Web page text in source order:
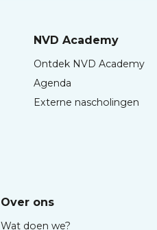
NVD Academy
Ontdek NVD Academy
Agenda
Externe nascholingen
Over ons
Wat doen we?